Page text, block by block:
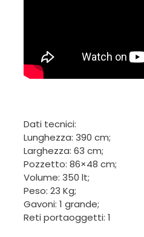
Dati tecnici:
Lunghezza: 390 cm;
Larghezza: 63 cm;
Pozzetto: 86×48 cm;
Volume: 350 lt;
Peso: 23 Kg;
Gavoni: 1 grande;
Reti portaoggetti: 1